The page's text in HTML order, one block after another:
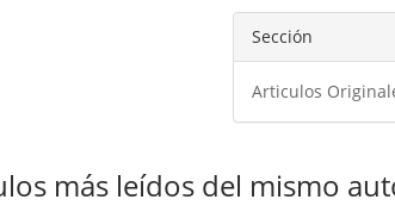
Sección
Articulos
más leídos del mismo